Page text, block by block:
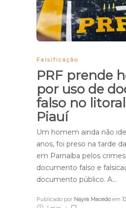
Falsificação
PRF prende
por uso de
falso no
Piauí
Um homem ainda não
anos, foi preso na tarde
em Parnaíba pelos
documento falso e
documento público. A…
Publicado por Nayra Macedoem